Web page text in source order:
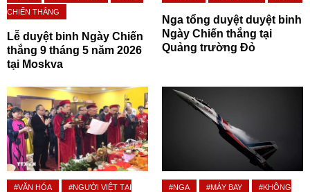
CHIẾN THẮNG
Lễ duyệt binh Ngày Chiến
thắng 9 tháng 5 năm 2026
tại Moskva
Nga tổng duyệt duyệt binh
Ngày Chiến thắng tại
Quảng trường Đỏ
#VĂN HÓA
#NGƯỜI VIỆT TẠI
#NGA #MÁY BAY
#KHÔNG